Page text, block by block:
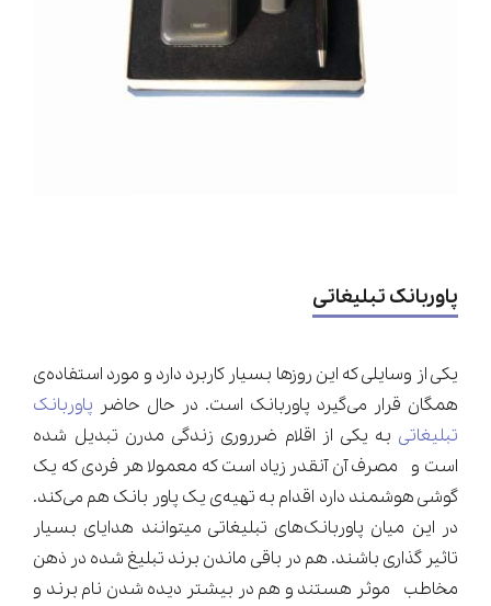
پاوربانک تبلیغاتی
یکی از وسایلی که این روزها بسیار کاربرد دارد و مورد استفاده‌ی
همگان قرار می‌گیرد پاوربانک است. در حال حاضر پاوربانک
تبلیغاتی به یکی از اقلام ضرروری زندگی مدرن تبدیل شده
است و مصرف آن آنقدر زیاد است که معمولا هر فردی که یک
گوشی هوشمند دارد اقدام به تهیه‌ی یک پاور بانک هم می‌کند.
در این میان پاوربانک‌های تبلیغاتی میتوانند هدایای بسیار
تاثیر گذاری باشند. هم در باقی ماندن برند تبلیغ شده در ذهن
مخاطب موثر هستند و هم در بیشتر دیده شدن نام برند و